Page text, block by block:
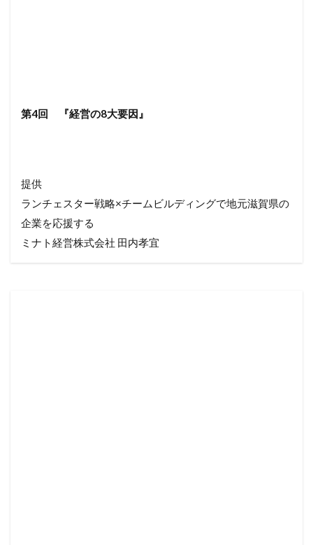
第4回 『経営の8大要因』
提供
ランチェスター戦略×チームビルディングで地元滋賀県の
企業を応援する
ミナト経営株式会社 田内孝宜